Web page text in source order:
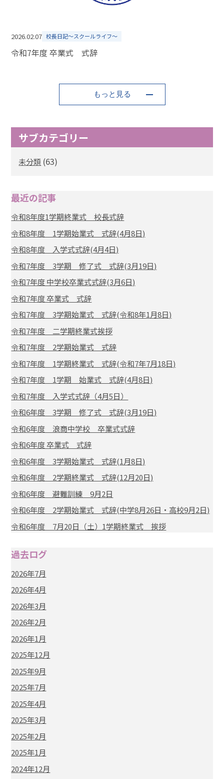
2026.02.07 校長日記～スクールライフ～
令和7年度 卒業式 式辞
もっと見る
サブカテゴリー
未分類 (63)
最近の記事
令和8年度1学期終業式 校長式辞
令和8年度 1学期始業式 式辞(4月8日)
令和8年度 入学式式辞(4月4日)
令和7年度 3学期 修了式 式辞(3月19日)
令和7年度 中学校卒業式式辞(3月6日)
令和7年度 卒業式 式辞
令和7年度 3学期始業式 式辞(令和8年1月8日)
令和7年度 二学期終業式挨拶
令和7年度 2学期始業式 式辞
令和7年度 1学期終業式 式辞(令和7年7月18日)
令和7年度 1学期 始業式 式辞(4月8日)
令和7年度 入学式式辞（4月5日）
令和6年度 3学期 修了式 式辞(3月19日)
令和6年度 浪商中学校 卒業式式辞
令和6年度 卒業式 式辞
令和6年度 3学期始業式 式辞(1月8日)
令和6年度 2学期終業式 式辞(12月20日)
令和6年度 避難訓練 9月2日
令和6年度 2学期始業式 式辞(中学8月26日・高校9月2日)
令和6年度 7月20日（土）1学期終業式 挨拶
過去ログ
2026年7月
2026年4月
2026年3月
2026年2月
2026年1月
2025年12月
2025年9月
2025年7月
2025年4月
2025年3月
2025年2月
2025年1月
2024年12月